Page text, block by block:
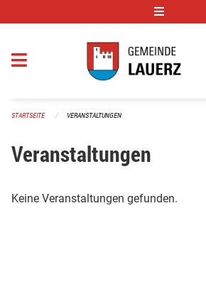
STARTSEITE VERANSTALTUNGEN
Veranstaltungen
Keine Veranstaltungen gefunden.